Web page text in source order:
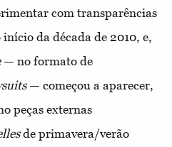
com transparências
da década de 2010, e,
— no formato de
— começou a aparecer,
peças externas
de primavera/verão